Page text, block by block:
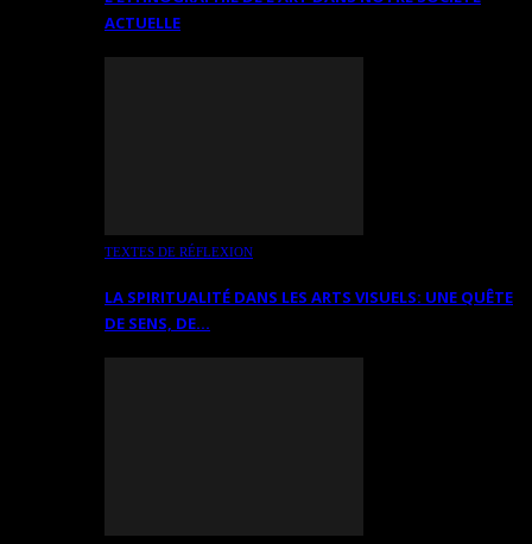
ACTUELLE
TEXTES DE RÉFLEXION
LA SPIRITUALITÉ DANS LES ARTS VISUELS: UNE QUÊTE
DE SENS, DE…